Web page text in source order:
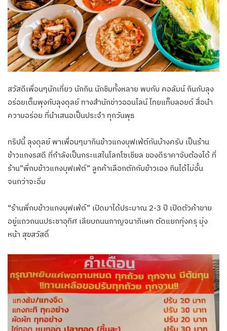
สวัสดีเพื่อนๆนักเที่ยว นักกิน นักชิมทั้งหลาย พบกับ คอลัมน์ กินกับลุง
อร่อยเต็มพุงกับลุงดุลย์ ทางสำนักข่าวออนไลน์ ไทยแท็บลอยด์ สื่อนำ
ความอร่อย ที่นำเสนอเป็นประจำ ทุกวันพุธ
ทริปนี้ ลุงดุลย์ พาเพื่อนๆมากินข้าวแกงบุฟเฟ่ต์กันบ้างครับ เป็นร้าน
ข้าวแกงรสดี ที่กำลังเป็นกระแสในโลกโซเชียล ของดีราคาจับต้องได้ ที่
ร้าน”พี่กบข้าวแกงบุฟเฟ่ต์” ลูกค้าเลือกตักกับข้าวเอง กินได้ไม่อั้น
จนกว่าจะอิ่ม
“ร้านพี่กบข้าวแกงบุฟเฟ่ต์” เปิดมาได้ประมาณ 2-3 ปี เปิดตัวค้าขาย
อยู่แถวถนนประชาอุทิศ เลียบถนนกาญจนาภิเษก ตัดแยกทุ่งครุ มุ่ง
หน้า สุขสวัสดิ์